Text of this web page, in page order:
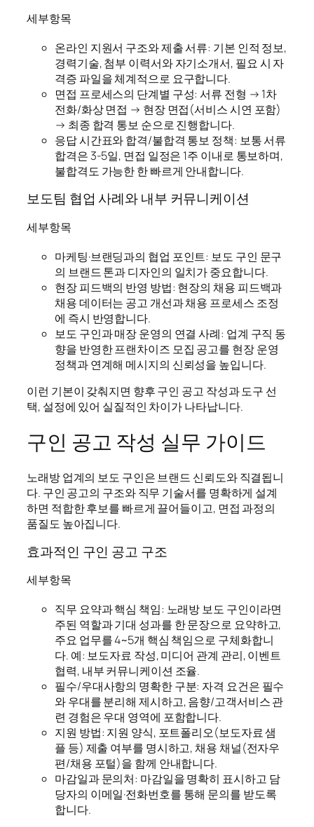
세부항목
온라인 지원서 구조와 제출 서류: 기본 인적 정보,
경력기술, 첨부 이력서와 자기소개서, 필요 시 자
격증 파일을 체계적으로 요구합니다.
면접 프로세스의 단계별 구성: 서류 전형 → 1차
전화/화상 면접 → 현장 면접(서비스 시연 포함)
→ 최종 합격 통보 순으로 진행합니다.
응답 시간표와 합격/불합격 통보 정책: 보통 서류
합격은 3-5일, 면접 일정은 1주 이내로 통보하며,
불합격도 가능한 한 빠르게 안내합니다.
보도팀 협업 사례와 내부 커뮤니케이션
세부항목
마케팅·브랜딩과의 협업 포인트: 보도 구인 문구
의 브랜드 톤과 디자인의 일치가 중요합니다.
현장 피드백의 반영 방법: 현장의 채용 피드백과
채용 데이터는 공고 개선과 채용 프로세스 조정
에 즉시 반영합니다.
보도 구인과 매장 운영의 연결 사례: 업계 구직 동
향을 반영한 프랜차이즈 모집 공고를 현장 운영
정책과 연계해 메시지의 신뢰성을 높입니다.
이런 기본이 갖춰지면 향후 구인 공고 작성과 도구 선
택, 설정에 있어 실질적인 차이가 나타납니다.
구인 공고 작성 실무 가이드
노래방 업계의 보도 구인은 브랜드 신뢰도와 직결됩니
다. 구인 공고의 구조와 직무 기술서를 명확하게 설계
하면 적합한 후보를 빠르게 끌어들이고, 면접 과정의
품질도 높아집니다.
효과적인 구인 공고 구조
세부항목
직무 요약과 핵심 책임: 노래방 보도 구인이라면
주된 역할과 기대 성과를 한 문장으로 요약하고,
주요 업무를 4~5개 핵심 책임으로 구체화합니
다. 예: 보도자료 작성, 미디어 관계 관리, 이벤트
협력, 내부 커뮤니케이션 조율.
필수/우대사항의 명확한 구분: 자격 요건은 필수
와 우대를 분리해 제시하고, 음향/고객서비스 관
련 경험은 우대 영역에 포함합니다.
지원 방법: 지원 양식, 포트폴리오(보도자료 샘
플 등) 제출 여부를 명시하고, 채용 채널(전자우
편/채용 포털)을 함께 안내합니다.
마감일과 문의처: 마감일을 명확히 표시하고 담
당자의 이메일·전화번호를 통해 문의를 받도록
합니다.